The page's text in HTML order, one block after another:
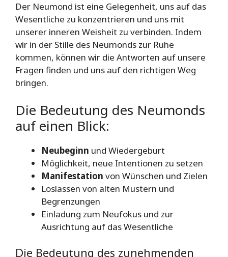
Der Neumond ist eine Gelegenheit, uns auf das
Wesentliche zu konzentrieren und uns mit
unserer inneren Weisheit zu verbinden. Indem
wir in der Stille des Neumonds zur Ruhe
kommen, können wir die Antworten auf unsere
Fragen finden und uns auf den richtigen Weg
bringen.
Die Bedeutung des Neumonds
auf einen Blick:
Neubeginn und Wiedergeburt
Möglichkeit, neue Intentionen zu setzen
Manifestation von Wünschen und Zielen
Loslassen von alten Mustern und
Begrenzungen
Einladung zum Neufokus und zur
Ausrichtung auf das Wesentliche
Die Bedeutung des zunehmenden